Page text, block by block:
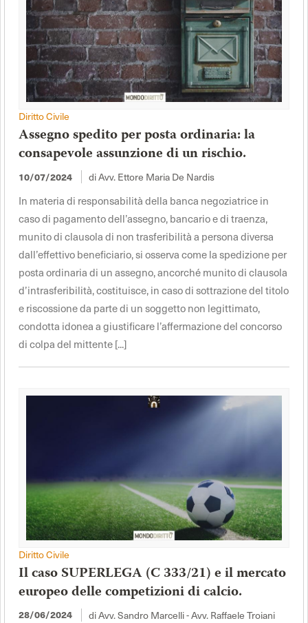
Diritto Civile
Assegno spedito per posta ordinaria: la
consapevole assunzione di un rischio.
10/07/2024 di Avv. Ettore Maria De Nardis
In materia di responsabilità della banca negoziatrice in
caso di pagamento dell’assegno, bancario e di traenza,
munito di clausola di non trasferibilità a persona diversa
dall’effettivo beneficiario, si osserva come la spedizione per
posta ordinaria di un assegno, ancorché munito di clausola
d’intrasferibilità, costituisce, in caso di sottrazione del titolo
e riscossione da parte di un soggetto non legittimato,
condotta idonea a giustificare l’affermazione del concorso
di colpa del mittente [...]
Diritto Civile
Il caso SUPERLEGA (C 333/21) e il mercato
europeo delle competizioni di calcio.
28/06/2024 di Avv. Sandro Marcelli - Avv. Raffaele Troiani